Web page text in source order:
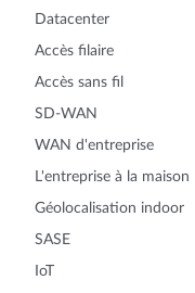
Datacenter
Accès filaire
Accès sans fil
SD-WAN
WAN d'entreprise
L'entreprise à la maison
Géolocalisation indoor
SASE
IoT